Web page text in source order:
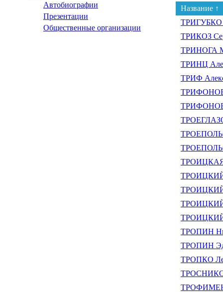
Автобиографии
Презентации
Общественные организации
Название ↑
ТРИГУБКО
ТРИКОЗ
ТРИНОГА
ТРИНЦ
ТРИФ
ТРИФОНОВ
ТРОИЦКАЯ
ТРОИЦКИЙ
ТРОИЦКИЙ
ТРОИЦКИЙ
ТРОИЦКИЙ
ТРОПИН
ТРОПИН
ТРОПКО